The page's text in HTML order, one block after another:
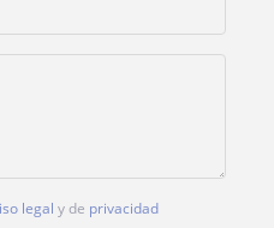
legal y de privacidad